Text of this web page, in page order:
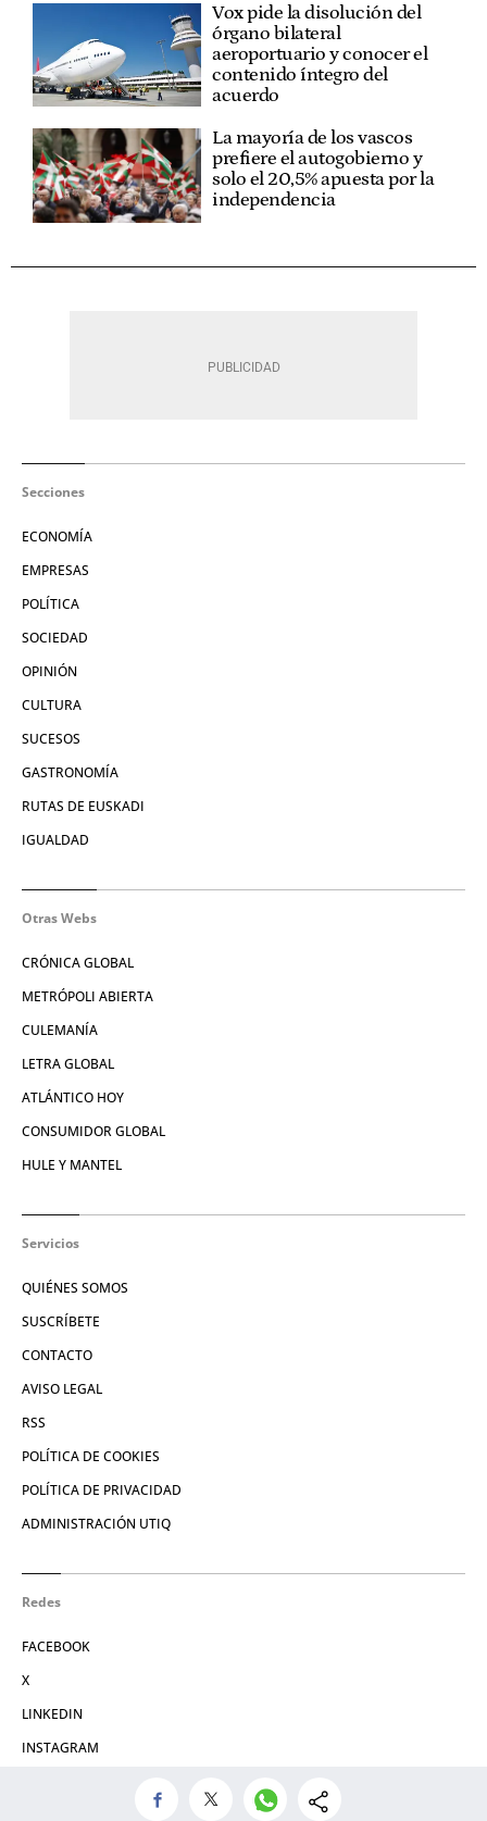
Vox pide la disolución del
órgano bilateral
aeroportuario y conocer el
contenido íntegro del
acuerdo
La mayoría de los vascos
prefiere el autogobierno y
solo el 20,5% apuesta por la
independencia
Secciones
ECONOMÍA
EMPRESAS
POLÍTICA
SOCIEDAD
OPINIÓN
CULTURA
SUCESOS
GASTRONOMÍA
RUTAS DE EUSKADI
IGUALDAD
Otras Webs
CRÓNICA GLOBAL
METRÓPOLI ABIERTA
CULEMANÍA
LETRA GLOBAL
ATLÁNTICO HOY
CONSUMIDOR GLOBAL
HULE Y MANTEL
Servicios
QUIÉNES SOMOS
SUSCRÍBETE
CONTACTO
AVISO LEGAL
RSS
POLÍTICA DE COOKIES
POLÍTICA DE PRIVACIDAD
ADMINISTRACIÓN UTIQ
Redes
FACEBOOK
X
LINKEDIN
INSTAGRAM